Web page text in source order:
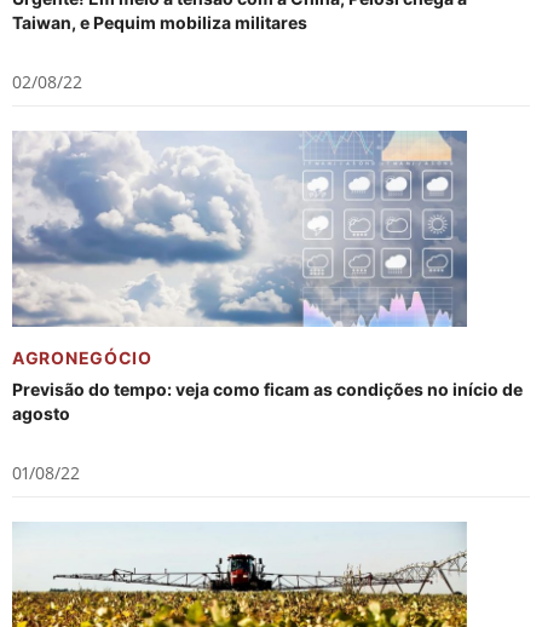
Taiwan, e Pequim mobiliza militares
02/08/22
AGRONEGÓCIO
Previsão do tempo: veja como ficam as condições no início de
agosto
01/08/22